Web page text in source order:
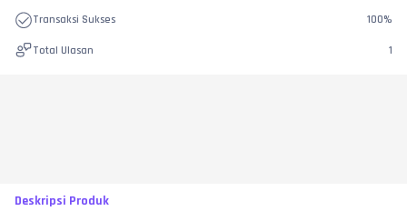
Transaksi Sukses 100%
Total Ulasan 1
Deskripsi Produk